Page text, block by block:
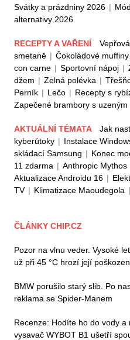
Svátky a prázdniny 2026 |
alternativy 2026
RECEPTY A VAŘENÍ
smetaně | Čokoládové muffiny
con carne | Sportovní nápoj |
džem | Zelná polévka |
Perník | Lečo | Recepty s
Zapečené brambory s uzeným
AKTUÁLNÍ TÉMATA Jak
kyberútoky | Instalace
skládací Samsung | Konec
11 zdarma | Anthropic Mythos
Aktualizace Androidu 16 |
TV | Klimatizace Maoudegola |
ČLÁNKY CHIP.CZ
Pozor na vlnu veder. Vysoké
už při 45 °C hrozí její
BMW porušilo starý slib. Po
reklama se Spider-Manem
Recenze: Hodíte ho do vody
vysavač WYBOT B1 ušetří